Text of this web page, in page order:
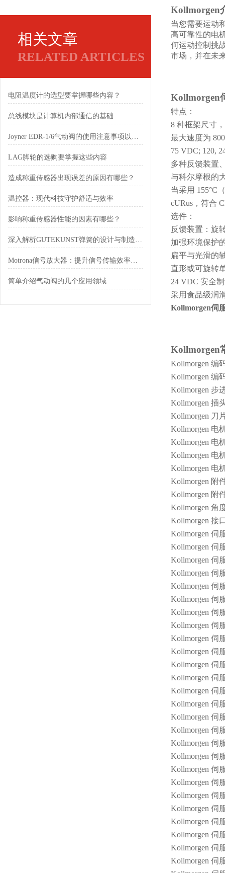
相关文章
RELATED ARTICLES
电阻温度计的选型要掌握哪些内容？
总线模块是计算机内部通信的基础
Joyner EDR-1/6气动阀的使用注意事项以及参数
LAG脚轮的选购要掌握这些内容
造成称重传感器出现误差的原因有哪些？
温控器：现代科技守护舒适与效率
影响称重传感器性能的因素有哪些？
深入解析GUTEKUNST弹簧的设计与制造工艺
Motrona信号放大器：提升信号传输效率的理想解决方案
简单介绍气动阀的几个应用领域
Kollmorgen
当您需要运动
高可靠性的电
何运动控制挑
市场，并在未
Kollmorgen
特点：
8 种框架尺寸
最大速度为
75 VDC; 120,
多种反馈装置
与科尔摩根的
当采用 155°C
cURus，符合
选件：
反馈装置：旋
加强环境保护
扁平与光滑的
直形或可旋转
24 VDC 安全
采用食品级润
Kollmorgen伺
Kollmorgen
Kollmorgen 编
Kollmorgen 编
Kollmorgen 步
Kollmorgen 插
Kollmorgen 刀
Kollmorgen 电
Kollmorgen 电
Kollmorgen 电
Kollmorgen 电
Kollmorgen 附
Kollmorgen 附
Kollmorgen 角
Kollmorgen 接
Kollmorgen 伺
Kollmorgen 伺
Kollmorgen 伺
Kollmorgen 伺
Kollmorgen 伺
Kollmorgen 伺
Kollmorgen 伺
Kollmorgen 伺
Kollmorgen 伺
Kollmorgen 伺
Kollmorgen 伺
Kollmorgen 伺
Kollmorgen 伺
Kollmorgen 伺
Kollmorgen 伺
Kollmorgen 伺
Kollmorgen 伺
Kollmorgen 伺
Kollmorgen 伺
Kollmorgen 伺
Kollmorgen 伺
Kollmorgen 伺
Kollmorgen 伺
Kollmorgen 伺
Kollmorgen 伺
Kollmorgen 伺